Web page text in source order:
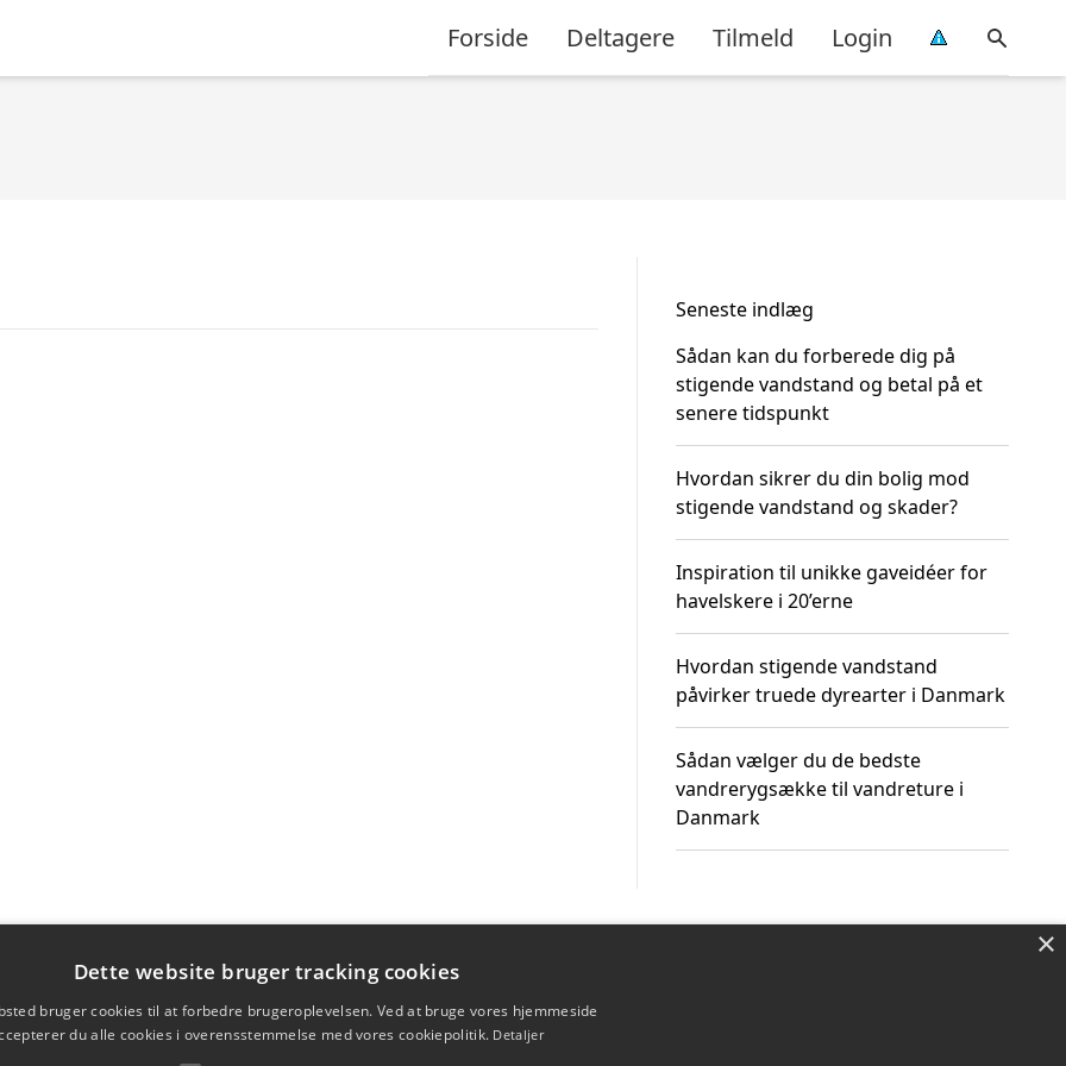
Forside Deltagere Tilmeld Login
Seneste indlæg
Sådan kan du forberede dig på
stigende vandstand og betal på et
senere tidspunkt
Hvordan sikrer du din bolig mod
stigende vandstand og skader?
Inspiration til unikke gaveidéer for
havelskere i 20’erne
Hvordan stigende vandstand
påvirker truede dyrearter i Danmark
Sådan vælger du de bedste
vandrerygsække til vandreture i
Danmark
×
Dette website bruger tracking cookies
bruger cookies til at forbedre brugeroplevelsen. Ved at bruge vores hjemmeside
du alle cookies i overensstemmelse med vores cookiepolitik. Detaljer